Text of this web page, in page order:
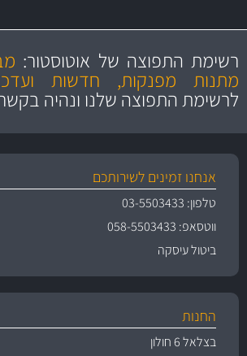
מקצועיות
ושירות מצויין
והיצע
רשימת התפוצה של אוטוסטור:
מתנות מפנקות, חדשות
לרשימת התפוצה שלנו ונהיה
אנחנו זמינים לשירותכם
טלפון: 03-5503433
ווטסאפ: 058-5503433
ביטול עיסקה
החנות
בצלאל 6 חולון